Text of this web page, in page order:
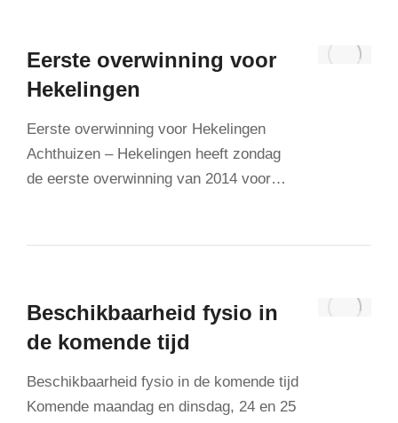
Eerste overwinning voor
Hekelingen
Eerste overwinning voor Hekelingen
Achthuizen – Hekelingen heeft zondag
de eerste overwinning van 2014 voor…
Beschikbaarheid fysio in
de komende tijd
Beschikbaarheid fysio in de komende tijd
Komende maandag en dinsdag, 24 en 25